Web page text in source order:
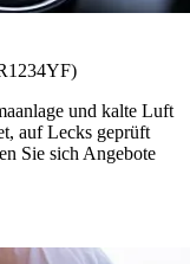
und kalte Luft
auf Lecks geprüft
Sie sich Angebote